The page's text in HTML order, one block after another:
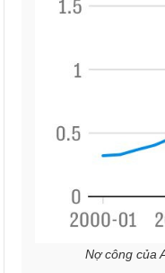
Nợ công của